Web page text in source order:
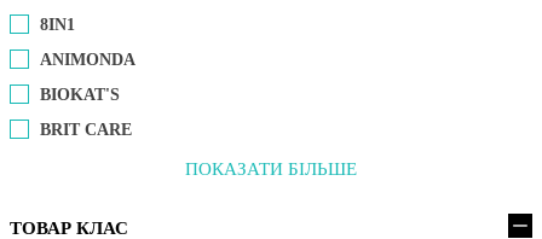
8IN1
ANIMONDA
BIOKAT'S
BRIT CARE
ПОКАЗАТИ БІЛЬШЕ
ТОВАР КЛАС